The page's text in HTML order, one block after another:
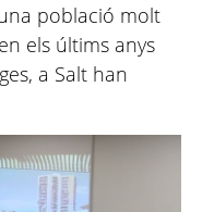
població molt
els últims anys
a Salt han